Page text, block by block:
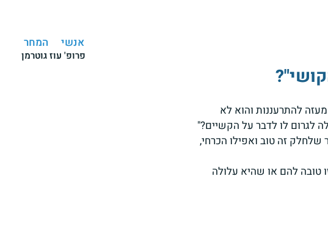
אנשי המחר
פרופ' עוז גוטרמן
להתרעננות והוא לא
לגרום לו לדבר על הקשיים?"
זה טוב ואפילו הכרחי,
טובה להם או שהיא עלולה